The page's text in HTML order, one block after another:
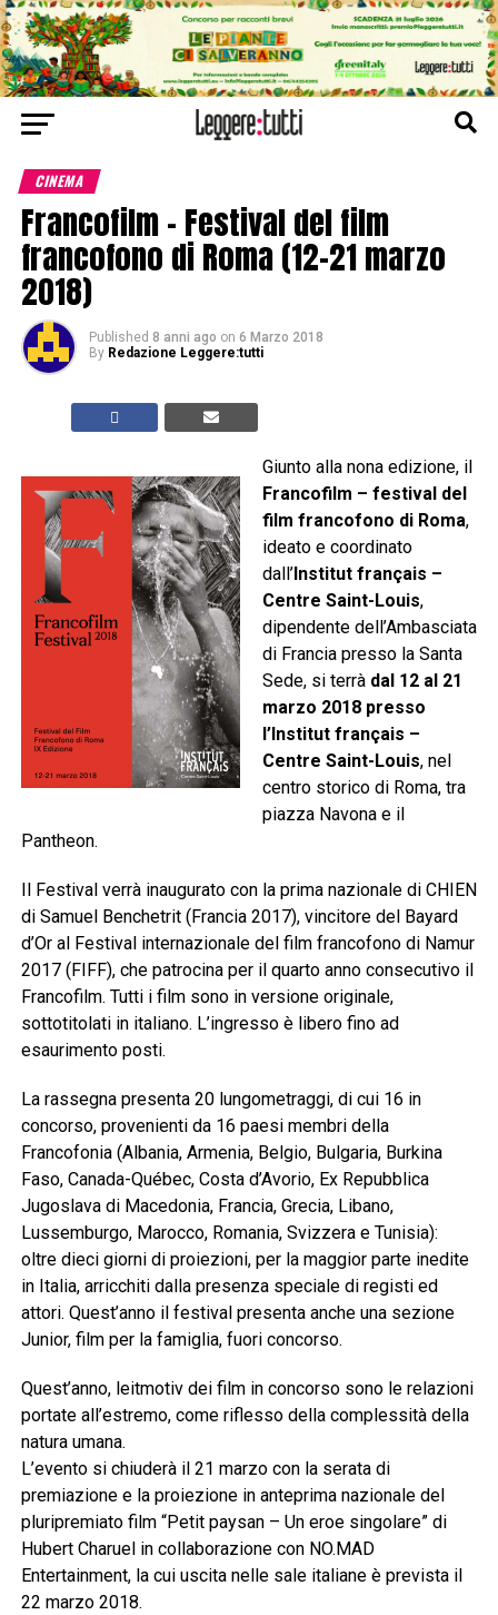
CINEMA
Francofilm – Festival del film
francofono di Roma (12-21 marzo
2018)
Published 8 anni ago on 6 Marzo 2018
By Redazione Leggere:tutti
Giunto alla nona edizione, il
Francofilm – festival del
film francofono di Roma,
ideato e coordinato
dall’Institut français –
Centre Saint-Louis,
dipendente dell’Ambasciata
di Francia presso la Santa
Sede, si terrà dal 12 al 21
marzo 2018 presso
l’Institut français –
Centre Saint-Louis, nel
centro storico di Roma, tra
piazza Navona e il
Pantheon.
Il Festival verrà inaugurato con la prima nazionale di CHIEN
di Samuel Benchetrit (Francia 2017), vincitore del Bayard
d’Or al Festival internazionale del film francofono di Namur
2017 (FIFF), che patrocina per il quarto anno consecutivo il
Francofilm. Tutti i film sono in versione originale,
sottotitolati in italiano. L’ingresso è libero fino ad
esaurimento posti.
La rassegna presenta 20 lungometraggi, di cui 16 in
concorso, provenienti da 16 paesi membri della
Francofonia (Albania, Armenia, Belgio, Bulgaria, Burkina
Faso, Canada-Québec, Costa d’Avorio, Ex Repubblica
Jugoslava di Macedonia, Francia, Grecia, Libano,
Lussemburgo, Marocco, Romania, Svizzera e Tunisia):
oltre dieci giorni di proiezioni, per la maggior parte inedite
in Italia, arricchiti dalla presenza speciale di registi ed
attori. Quest’anno il festival presenta anche una sezione
Junior, film per la famiglia, fuori concorso.
Quest’anno, leitmotiv dei film in concorso sono le relazioni
portate all’estremo, come riflesso della complessità della
natura umana.
L’evento si chiuderà il 21 marzo con la serata di
premiazione e la proiezione in anteprima nazionale del
pluripremiato film “Petit paysan – Un eroe singolare” di
Hubert Charuel in collaborazione con NO.MAD
Entertainment, la cui uscita nelle sale italiane è prevista il
22 marzo 2018.